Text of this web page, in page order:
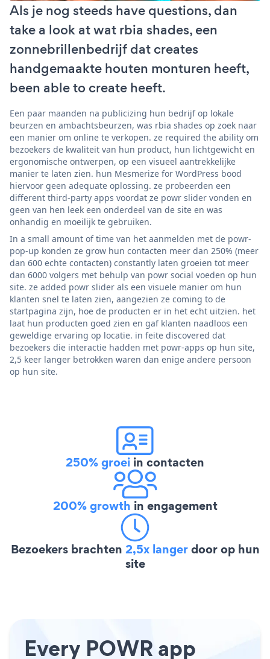
Als je nog steeds have questions, dan
take a look at wat rbia shades, een
zonnebrillenbedrijf dat creates
handgemaakte houten monturen heeft,
been able to create heeft.
Een paar maanden na publicizing hun bedrijf op lokale
beurzen en ambachtsbeurzen, was rbia shades op zoek naar
een manier om online te verkopen. ze required the ability om
bezoekers de kwaliteit van hun product, hun lichtgewicht en
ergonomische ontwerpen, op een visueel aantrekkelijke
manier te laten zien. hun Mesmerize for WordPress bood
hiervoor geen adequate oplossing. ze probeerden een
different third-party apps voordat ze powr slider vonden en
geen van hen leek een onderdeel van de site en was
onhandig en moeilijk te gebruiken.
In a small amount of time van het aanmelden met de powr-
pop-up konden ze grow hun contacten meer dan 250% (meer
dan 600 echte contacten) constantly laten groeien tot meer
dan 6000 volgers met behulp van powr social voeden op hun
site. ze added powr slider als een visuele manier om hun
klanten snel te laten zien, aangezien ze coming to de
startpagina zijn, hoe de producten er in het echt uitzien. het
laat hun producten goed zien en gaf klanten naadloos een
geweldige ervaring op locatie. in feite discovered dat
bezoekers die interactie hadden met powr-apps op hun site,
2,5 keer langer betrokken waren dan enige andere persoon
op hun site.
250% groei in contacten
200% growth in engagement
Bezoekers brachten 2,5x langerdoor op hun
site
Every POWR app